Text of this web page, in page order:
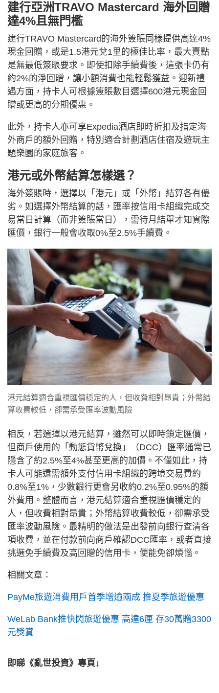
建行亞洲TRAVO Mastercard 海外回贈
達4%且無門檻
建行TRAVO Mastercard的海外簽賬同樣提供高達4%
現金回贈，或是1.5港元兌1里的極佳比率，最大賣點
是無最低簽賬要求。即使扣除手續費後，這張卡仍有
約2%的淨回贈，讓小額消費也能輕鬆獲益。迎新禮
遇方面，持卡人可根據簽賬數目選擇600港元現金回
贈或更高的分期優惠。
此外，持卡人亦可享Expedia酒店即時折扣及指定海
外商戶的額外回贈，特別適合計劃酒店住宿及遊玩主
題樂園的家庭旅客。
港元或外幣結算怎樣選？
海外簽賬時，選擇以「港元」或「外幣」結算各有優
劣。如選擇外幣結算的話，匯率按信用卡組織完成交
易當日計算（而非簽賬當日），需待月結單才知實際
匯價，銀行一般會收取0%至2.5%手續費。
港元結算適合重視匯價穩定的人，但收費相對昂貴；外幣結
算收費較低，卻需承受匯率波動風險
相反，若選擇以港元結算，雖然可以即時鎖定匯價，
但商戶使用的「動態貨幣兌換」（DCC）匯率通常已
隱含了約2.5%至4%甚至更高的加價。不僅如此，持
卡人可能還需額外支付信用卡組織的跨境交易費約
0.8%至1%，少數銀行更會另收約0.2%至0.95%的額
外費用。整體而言，港元結算適合重視匯價穩定的
人，但收費相對昂貴；外幣結算收費較低，卻需承受
匯率波動風險。最精明的做法是出發前向銀行查清各
項收費，並在付款前向商戶確認DCC匯率，或者直接
挑選免手續費及高回贈的信用卡，便能免卻煩惱。
相關文章：
PayMe旅遊消費用戶首季增逾兩成 推夏季旅遊優惠
WeLab Bank推快閃旅遊優惠 高達6厘 存30萬贈3300
元獎賞
即睇《亂世投資》專頁↓